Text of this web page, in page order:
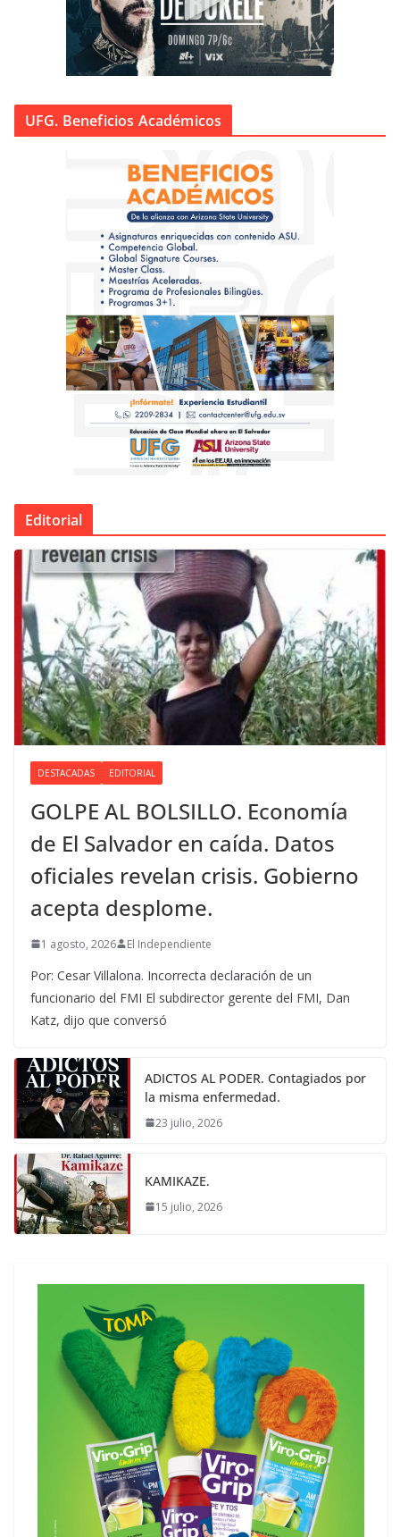
UFG. Beneficios Académicos
Editorial
DESTACADAS EDITORIAL
GOLPE AL BOLSILLO. Economía
de El Salvador en caída. Datos
oficiales revelan crisis. Gobierno
acepta desplome.
1 agosto, 2026 El Independiente
Por: Cesar Villalona. Incorrecta declaración de un
funcionario del FMI El subdirector gerente del FMI, Dan
Katz, dijo que conversó
ADICTOS AL PODER. Contagiados por
la misma enfermedad.
23 julio, 2026
KAMIKAZE.
15 julio, 2026